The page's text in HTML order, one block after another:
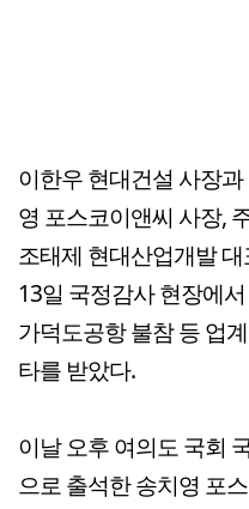
이한우 현대건설 사장
영 포스코이앤씨 사장,
조태제 현대산업개발
13일 국정감사 현장에
가덕도공항 불참 등 업
타를 받았다.
이날 오후 여의도 국회
으로 출석한 송치영 포